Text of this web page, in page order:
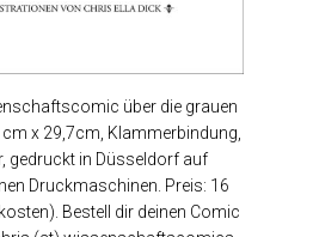
über die grauen
x 29,7cm, Klammerbindung,
gedruckt in Düsseldorf auf
Druckmaschinen. Preis: 16
Bestell dir deinen Comic